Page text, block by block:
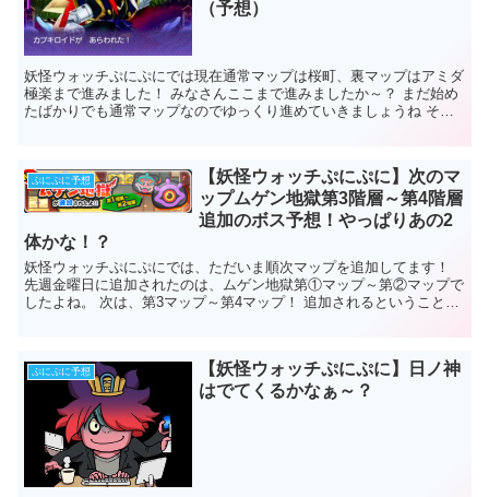
（予想）
妖怪ウォッチぷにぷにでは現在通常マップは桜町、裏マップはアミダ
極楽まで進みました！ みなさんここまで進みましたか～？ まだ始め
たばかりでも通常マップなのでゆっくり進めていきましょうね そし
ぷにぷに予想
【妖怪ウォッチぷにぷに】次のマ
ップムゲン地獄第3階層～第4階層
追加のボス予想！やっぱりあの2
体かな！？
妖怪ウォッチぷにぷにでは、ただいま順次マップを追加してます！
先週金曜日に追加されたのは、ムゲン地獄第①マップ～第②マップで
したよね。 次は、第3マップ～第4マップ！ 追加されるということ
ぷにぷに予想
【妖怪ウォッチぷにぷに】日ノ神
はでてくるかなぁ～？